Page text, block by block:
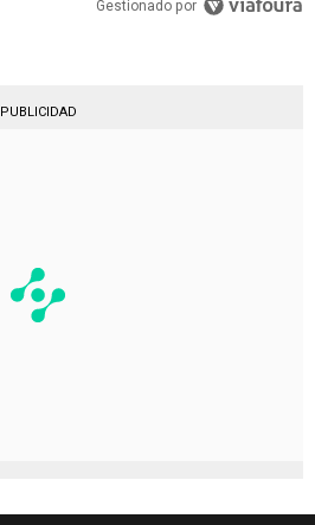
Gestionado por
PUBLICIDAD